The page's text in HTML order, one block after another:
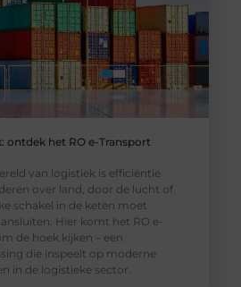
ontdek het RO e-Transport
van logistiek is efficiëntie
over land, door de lucht of
schakel in de keten moet
Hier komt het RO e-
de hoek kijken – een
die inspeelt op moderne
in de logistieke sector.